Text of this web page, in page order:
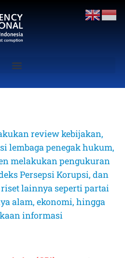
review kebijakan,
lembaga penegak hukum,
melakukan pengukuran
Persepsi Korupsi, dan
lainnya seperti partai
alam, ekonomi, hingga
informasi